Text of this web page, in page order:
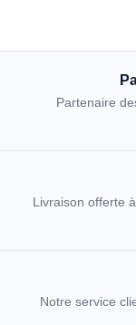
Partenaire
Livraison offerte
Notre service